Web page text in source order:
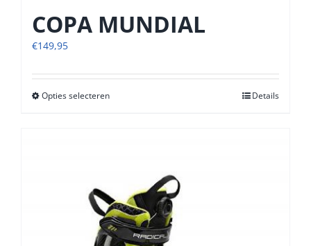
COPA MUNDIAL
€149,95
Opties selecterenDit
kan
gekozen
worden
Details